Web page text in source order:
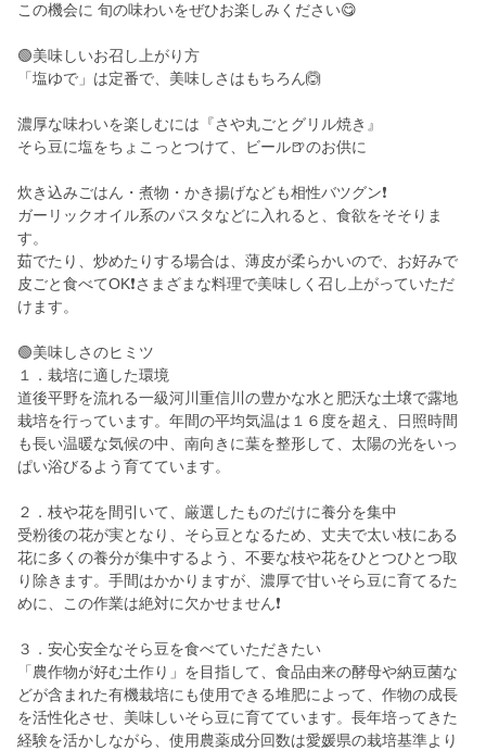
この機会に 旬の味わいをぜひお楽しみください😋
🟢美味しいお召し上がり方
「塩ゆで」は定番で、美味しさはもちろん🙆
濃厚な味わいを楽しむには『さや丸ごとグリル焼き』
そら豆に塩をちょこっとつけて、ビール🍺のお供に
炊き込みごはん・煮物・かき揚げなども相性バツグン❗
ガーリックオイル系のパスタなどに入れると、食欲をそそりま
す。
茹でたり、炒めたりする場合は、薄皮が柔らかいので、お好みで
皮ごと食べてOK❗さまざまな料理で美味しく召し上がっていただ
けます。
🟢美味しさのヒミツ
１．栽培に適した環境
道後平野を流れる一級河川重信川の豊かな水と肥沃な土壌で露地
栽培を行っています。年間の平均気温は１６度を超え、日照時間
も長い温暖な気候の中、南向きに葉を整形して、太陽の光をいっ
ぱい浴びるよう育てています。
２．枝や花を間引いて、厳選したものだけに養分を集中
受粉後の花が実となり、そら豆となるため、丈夫で太い枝にある
花に多くの養分が集中するよう、不要な枝や花をひとつひとつ取
り除きます。手間はかかりますが、濃厚で甘いそら豆に育てるた
めに、この作業は絶対に欠かせません❗
３．安心安全なそら豆を食べていただきたい
「農作物が好む土作り」を目指して、食品由来の酵母や納豆菌な
どが含まれた有機栽培にも使用できる堆肥によって、作物の成長
を活性化させ、美味しいそら豆に育てています。長年培ってきた
経験を活かしながら、使用農薬成分回数は愛媛県の栽培基準より